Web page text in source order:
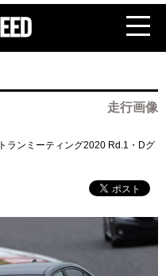
走行画像
ランミーティング2020 Rd.1・Dグ